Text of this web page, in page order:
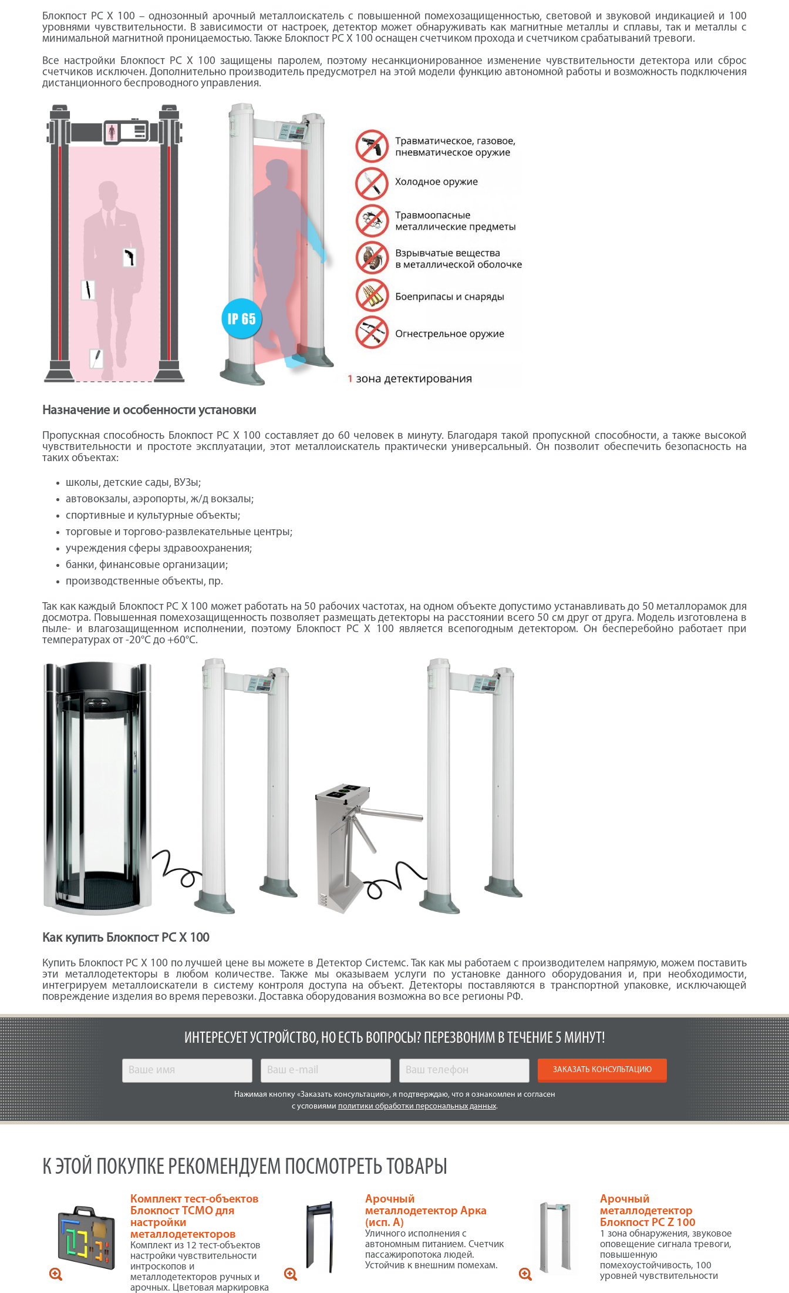
Блокпост PC X 100 – однозонный арочный металлоискатель с повышенной помехозащищенностью, световой и звуковой индикацией и 100
уровнями чувствительности. В зависимости от настроек, детектор может обнаруживать как магнитные металлы и сплавы, так и металлы с
минимальной магнитной проницаемостью. Также Блокпост PC X 100 оснащен счетчиком прохода и счетчиком срабатываний тревоги.
Все настройки Блокпост PC X 100 защищены паролем, поэтому несанкционированное изменение чувствительности детектора или сброс
счетчиков исключен. Дополнительно производитель предусмотрел на этой модели функцию автономной работы и возможность подключения
дистанционного беспроводного управления.
Назначение и особенности установки
Пропускная способность Блокпост PC X 100 составляет до 60 человек в минуту. Благодаря такой пропускной способности, а также высокой
чувствительности и простоте эксплуатации, этот металлоискатель практически универсальный. Он позволит обеспечить безопасность на
таких объектах:
школы, детские сады, ВУЗы;
автовокзалы, аэропорты, ж/д вокзалы;
спортивные и культурные объекты;
торговые и торгово-развлекательные центры;
учреждения сферы здравоохранения;
банки, финансовые организации;
производственные объекты, пр.
Так как каждый Блокпост PC X 100 может работать на 50 рабочих частотах, на одном объекте допустимо устанавливать до 50 металлорамок для
досмотра. Повышенная помехозащищенность позволяет размещать детекторы на расстоянии всего 50 см друг от друга. Модель изготовлена в
пыле- и влагозащищенном исполнении, поэтому Блокпост PC X 100 является всепогодным детектором. Он бесперебойно работает при
температурах от -20°С до +60°С.
Как купить Блокпост PC X 100
Купить Блокпост PC X 100 по лучшей цене вы можете в Детектор Системс. Так как мы работаем с производителем напрямую, можем поставить
эти металлодетекторы в любом количестве. Также мы оказываем услуги по установке данного оборудования и, при необходимости,
интегрируем металлоискатели в систему контроля доступа на объект. Детекторы поставляются в транспортной упаковке, исключающей
повреждение изделия во время перевозки. Доставка оборудования возможна во все регионы РФ.
ИНТЕРЕСУЕТ УСТРОЙСТВО, НО ЕСТЬ ВОПРОСЫ? ПЕРЕЗВОНИМ В ТЕЧЕНИЕ 5 МИНУТ!
ЗАКАЗАТЬ КОНСУЛЬТАЦИЮ
Нажимая кнопку «Заказать консультацию», я подтверждаю, что я ознакомлен и согласен
с условиями политики обработки персональных данных.
К ЭТОЙ ПОКУПКЕ РЕКОМЕНДУЕМ ПОСМОТРЕТЬ ТОВАРЫ
Комплект тест-объектов
Блокпост ТСМО для
настройки
металлодетекторов
Комплект из 12 тест-объектов
настройки чувствительности
интроскопов и
металлодетекторов ручных и
арочных. Цветовая маркировка
Арочный
металлодетектор Арка
(исп. А)
Уличного исполнения с
автономным питанием. Счетчик
пассажиропотока людей.
Устойчив к внешним помехам.
Арочный
металлодетектор
Блокпост PC Z 100
1 зона обнаружения, звуковое
оповещение сигнала тревоги,
повышенную
помехоустойчивость, 100
уровней чувствительности